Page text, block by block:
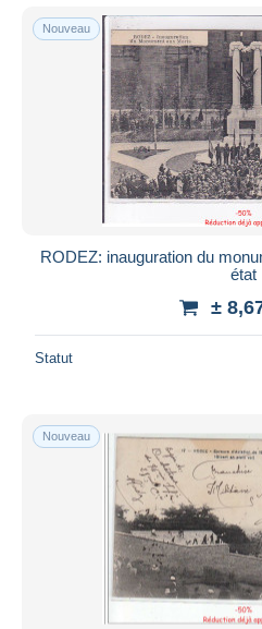
Nouveau
RODEZ: inauguration du
état
±
Statut
Nouveau